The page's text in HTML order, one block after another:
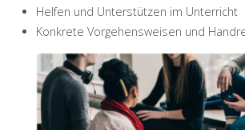
Helfen und Unterstützen im Unterricht
Konkrete Vorgehensweisen und